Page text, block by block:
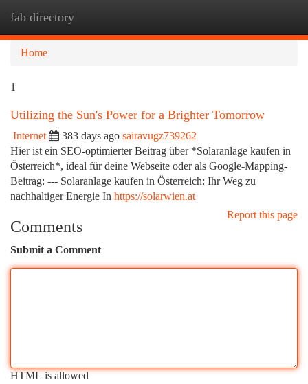
fab directory
Home
1
Utilizing the Sun's Power for a Brighter Tomorrow
Internet 383 days ago sairavugz739262
Hier ist ein SEO-optimierter Beitrag über *Solaranlage kaufen in
Österreich*, ideal für deine Webseite oder als Google-Mapping-
Beitrag: --- Solaranlage kaufen in Österreich: Ihr Weg zu
nachhaltiger Energie In https://solarwien.at
Report this page
Comments
Submit a Comment
HTML is allowed